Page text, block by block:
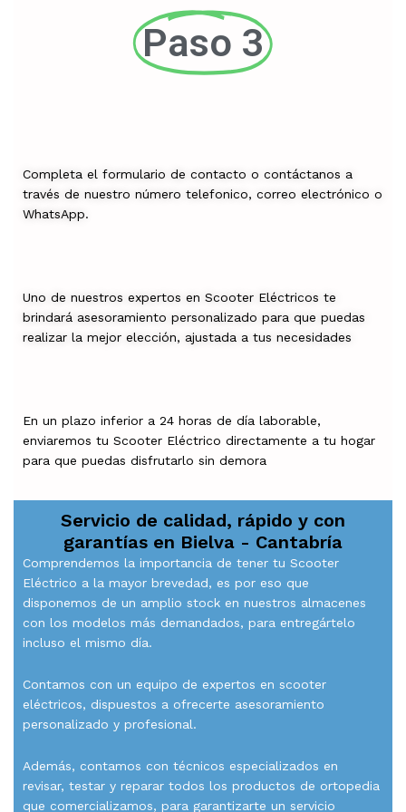
Paso 3
Completa el formulario de contacto o contáctanos a
través de nuestro número telefonico, correo electrónico o
WhatsApp.
Uno de nuestros expertos en Scooter Eléctricos te
brindará asesoramiento personalizado para que puedas
realizar la mejor elección, ajustada a tus necesidades
En un plazo inferior a 24 horas de día laborable,
enviaremos tu Scooter Eléctrico directamente a tu hogar
para que puedas disfrutarlo sin demora
Servicio de calidad, rápido y con
garantías en Bielva - Cantabría
Comprendemos la importancia de tener tu Scooter
Eléctrico a la mayor brevedad, es por eso que
disponemos de un amplio stock en nuestros almacenes
con los modelos más demandados, para entregártelo
incluso el mismo día.
Contamos con un equipo de expertos en scooter
eléctricos, dispuestos a ofrecerte asesoramiento
personalizado y profesional.
Además, contamos con técnicos especializados en
revisar, testar y reparar todos los productos de ortopedia
que comercializamos, para garantizarte un servicio